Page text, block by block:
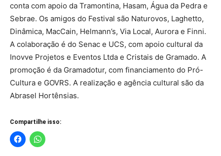
conta com apoio da Tramontina, Hasam, Água da Pedra e
Sebrae. Os amigos do Festival são Naturovos, Laghetto,
Dinâmica, MacCain, Helmann’s, Via Local, Aurora e Finni.
A colaboração é do Senac e UCS, com apoio cultural da
Inovve Projetos e Eventos Ltda e Cristais de Gramado. A
promoção é da Gramadotur, com financiamento do Pró-
Cultura e GOVRS. A realização e agência cultural são da
Abrasel Hortênsias.
Compartilhe isso: